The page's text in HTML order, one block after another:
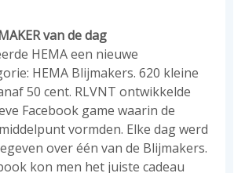
van de dag
HEMA een nieuwe
HEMA Blijmakers. 620 kleine
50 cent. RLVNT ontwikkelde
Facebook game waarin de
vormden. Elke dag werd
over één van de Blijmakers.
kon men het juiste cadeau